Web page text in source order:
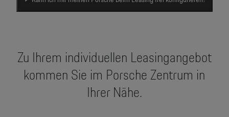
Zu Ihrem individuellen Leasingangebot
kommen Sie im Porsche Zentrum in
Ihrer Nähe.